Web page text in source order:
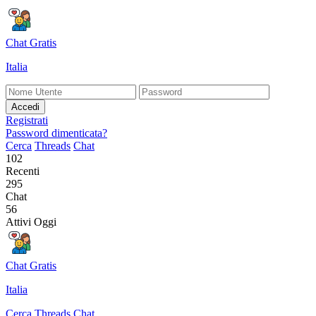
Chat Gratis
Italia
Accedi
Registrati
Password dimenticata?
Cerca Threads Chat
102
Recenti
295
Chat
56
Attivi Oggi
Chat Gratis
Italia
Cerca Threads Chat